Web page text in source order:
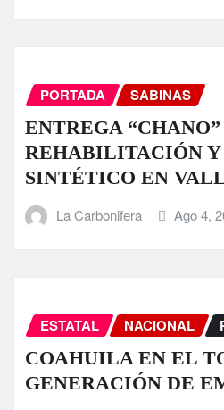
PORTADA SABINAS
ENTREGA
REHABILITACIÓN Y
SINTÉTICO EN
La Carbonifera Ago 4,
ESTATAL NACIONAL
COAHUILA EN EL
GENERACIÓN DE